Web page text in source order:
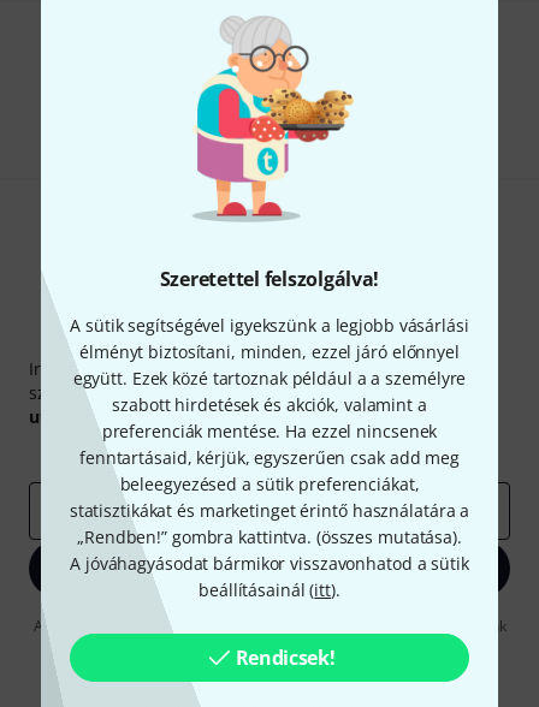
Szeretettel felszolgálva!
A sütik segítségével igyekszünk a legjobb vásárlási
élményt biztosítani, minden, ezzel járó előnnyel
együtt. Ezek közé tartoznak például a a személyre
szabott hirdetések és akciók, valamint a
preferenciák mentése. Ha ezzel nincsenek
fenntartásaid, kérjük, egyszerűen csak add meg
beleegyezésed a sütik preferenciákat,
statisztikákat és marketinget érintő használatára a
„Rendben!” gombra kattintva. (összes mutatása).
A jóváhagyásodat bármikor visszavonhatod a sütik
beállításainál (itt).
Rendicsek!
Tetszik, amit látsz?
Megosztás Súgó & Visszajelzések
Thomann hírlevél
Iratkozz fel a Thomann angol nyelvű hírlevelére, és kis
szerencsével megnyerheted a50 egyenként50 € értékű
utalvány
egyikét.
Inspiráló gondolatok
Akciók Thomann
e-mail cím*
Bejelentkezés
A "Bejelentkezés" gombra kattintva elfogadja, hogy e-mailben küldjünk
önnek hirdetéseket. Bármikor leiratkozhat erről. A hírlevélről további
data protection guideline